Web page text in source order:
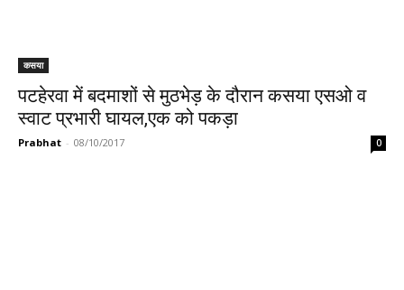
कसया
पटहेरवा में बदमाशों से मुठभेड़ के दौरान कसया एसओ व
स्वाट प्रभारी घायल,एक को पकड़ा
Prabhat - 08/10/2017 0